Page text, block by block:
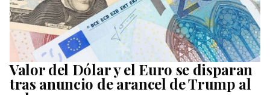
Valor del Dólar y el Euro se disparan
tras anuncio de arancel de Trump al